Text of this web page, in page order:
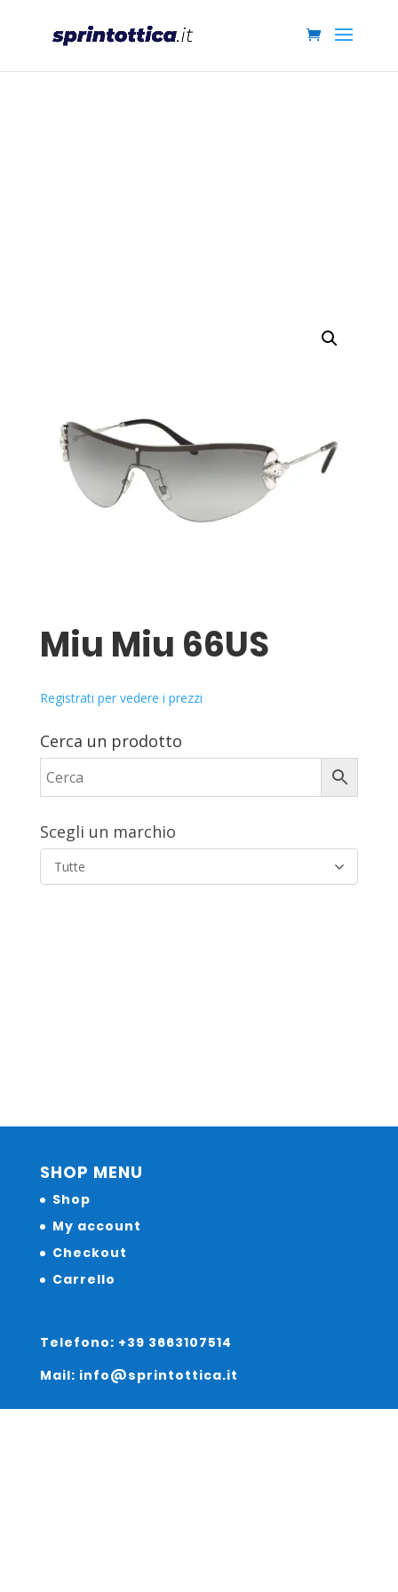
Miu Miu 66US
Registrati per vedere i prezzi
Cerca un prodotto
Scegli un marchio
Tutte
SHOP MENU
Shop
My account
Checkout
Carrello
Telefono: +39 3663107514
Mail: info@sprintottica.it